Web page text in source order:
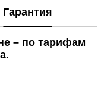
Гарантия
– по тарифам